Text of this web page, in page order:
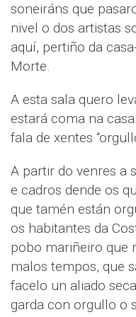
soneiráns que
nivel o dos artistas
aquí, pertiño da
Morte.
A esta sala quero
estará coma na
fala de xentes
A partir do venres a
e cadros dende os
que tamén están
os habitantes da
pobo mariñeiro que
malos tempos, que
facelo un aliado
garda con orgullo o